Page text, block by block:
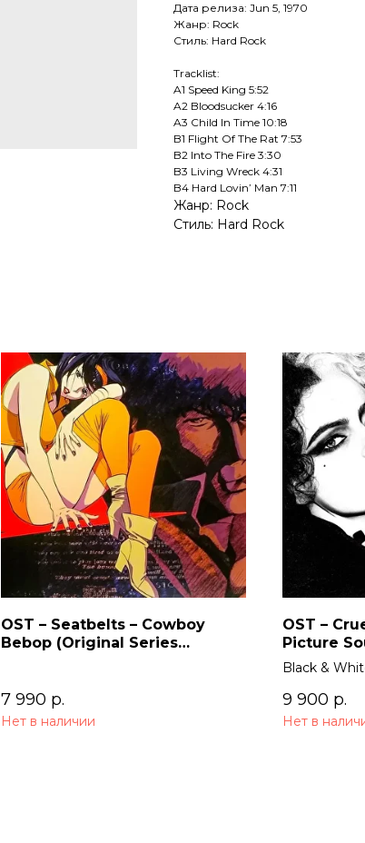
Дата релиза: Jun 5, 1970
Жанр: Rock
Стиль: Hard Rock
Tracklist:
A1 Speed King 5:52
A2 Bloodsucker 4:16
A3 Child In Time 10:18
B1 Flight Of The Rat 7:53
B2 Into The Fire 3:30
B3 Living Wreck 4:31
B4 Hard Lovin’ Man 7:11
Жанр: Rock
Стиль: Hard Rock
OST – Seatbelts – Cowboy
Bebop (Original Series
7 990 р.
Нет в наличии
OST –
Picture
Black &
9 900 р.
Нет в